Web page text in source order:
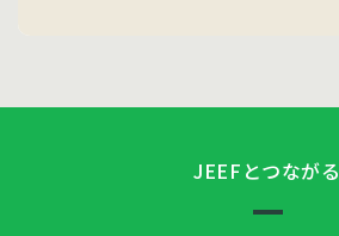
JEEFとつながる